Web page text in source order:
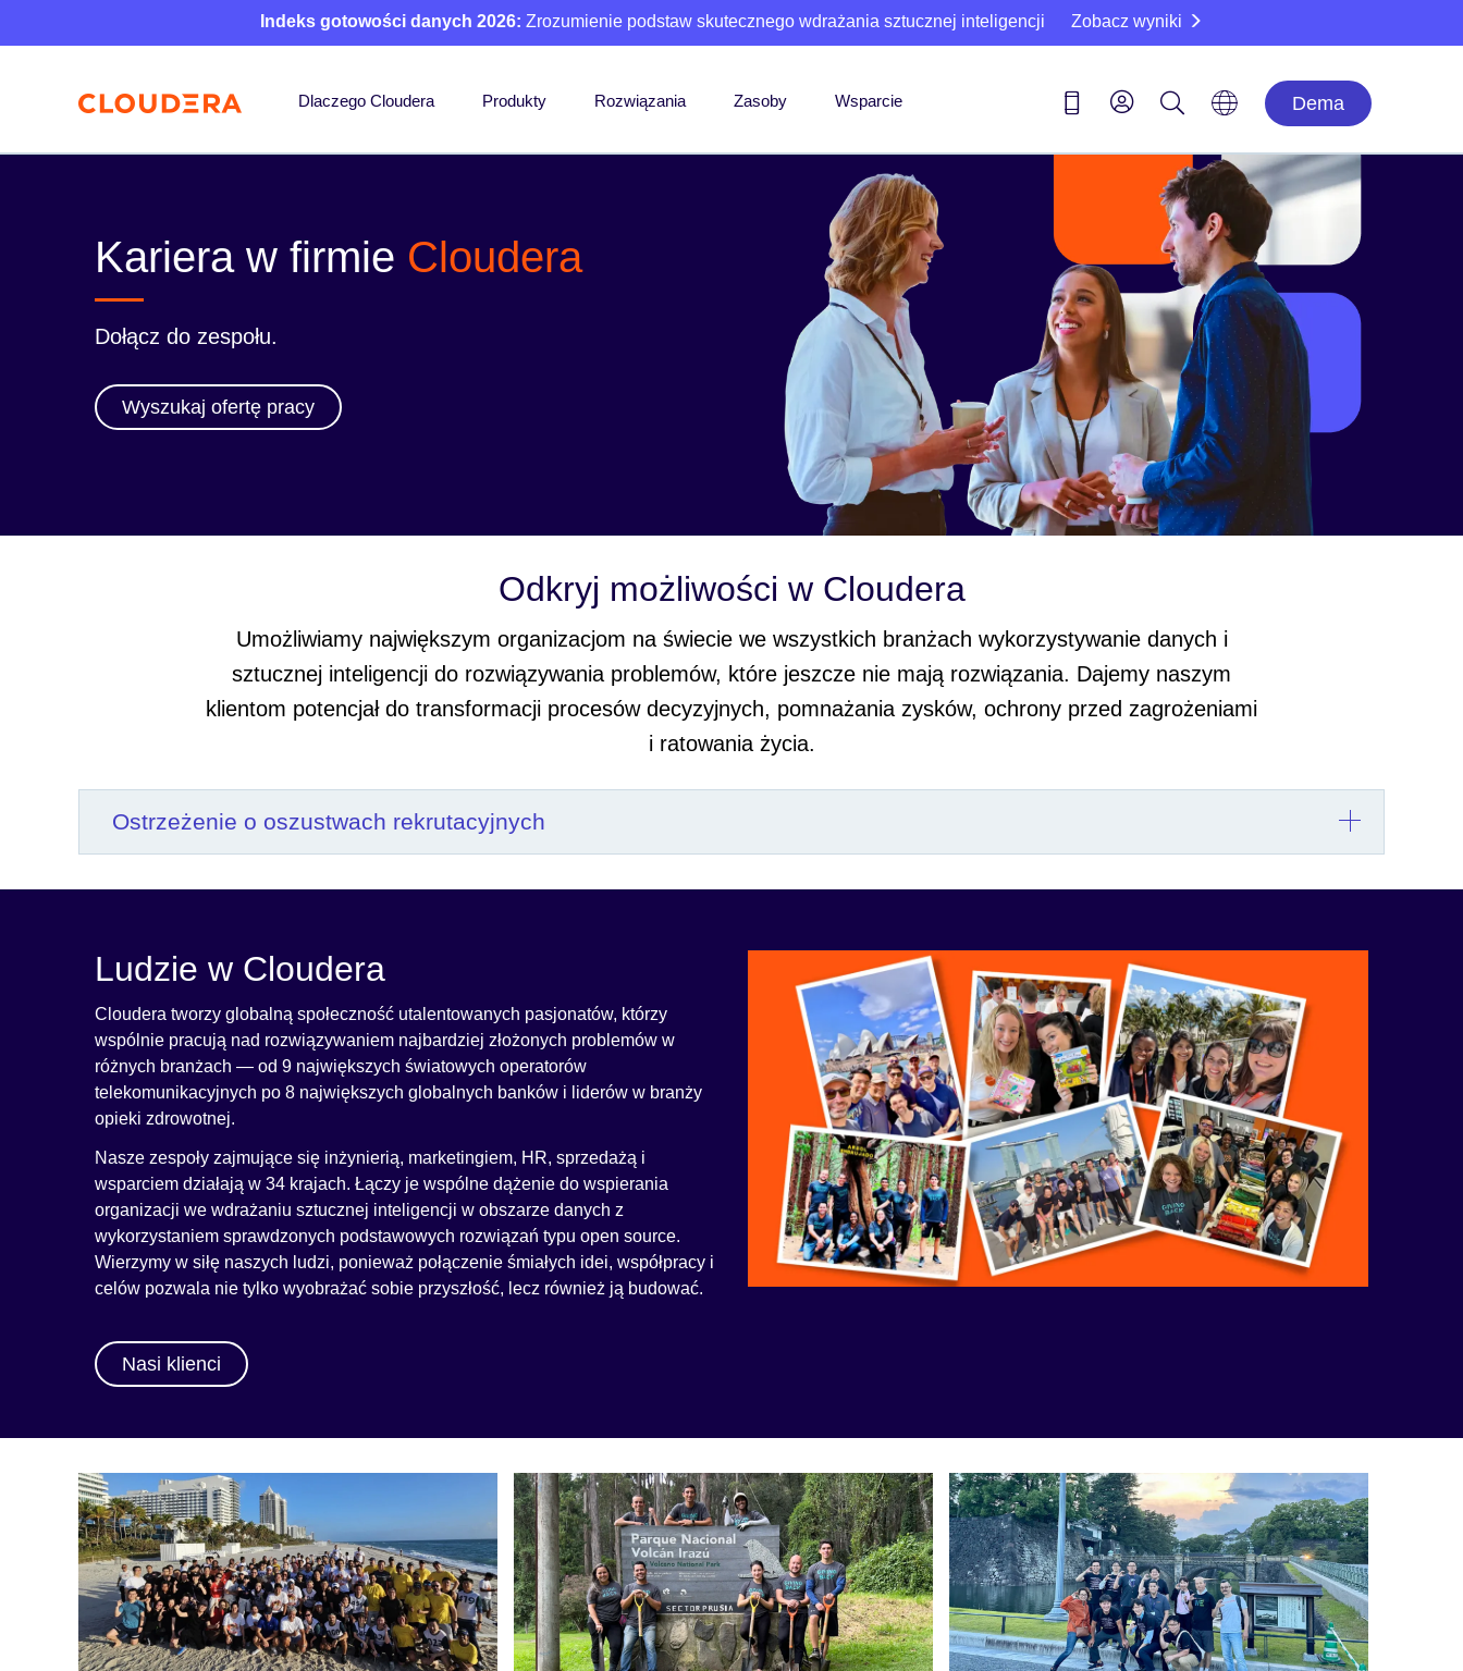
Indeks gotowości danych 2026: Zrozumienie podstaw skutecznego wdrażania sztucznej inteligencji Zobacz wyniki
Dlaczego Cloudera Produkty Rozwiązania Zasoby Wsparcie Dema
Kariera w firmie Cloudera
Dołącz do zespołu.
Wyszukaj ofertę pracy
Odkryj możliwości w Cloudera
Umożliwiamy największym organizacjom na świecie we wszystkich branżach wykorzystywanie danych i
sztucznej inteligencji do rozwiązywania problemów, które jeszcze nie mają rozwiązania. Dajemy naszym
klientom potencjał do transformacji procesów decyzyjnych, pomnażania zysków, ochrony przed zagrożeniami
i ratowania życia.
Ostrzeżenie o oszustwach rekrutacyjnych
Ludzie w Cloudera
Cloudera tworzy globalną społeczność utalentowanych pasjonatów, którzy
wspólnie pracują nad rozwiązywaniem najbardziej złożonych problemów w
różnych branżach — od 9 największych światowych operatorów
telekomunikacyjnych po 8 największych globalnych banków i liderów w branży
opieki zdrowotnej.
Nasze zespoły zajmujące się inżynierią, marketingiem, HR, sprzedażą i
wsparciem działają w 34 krajach. Łączy je wspólne dążenie do wspierania
organizacji we wdrażaniu sztucznej inteligencji w obszarze danych z
wykorzystaniem sprawdzonych podstawowych rozwiązań typu open source.
Wierzymy w siłę naszych ludzi, ponieważ połączenie śmiałych idei, współpracy i
celów pozwala nie tylko wyobrażać sobie przyszłość, lecz również ją budować.
Nasi klienci